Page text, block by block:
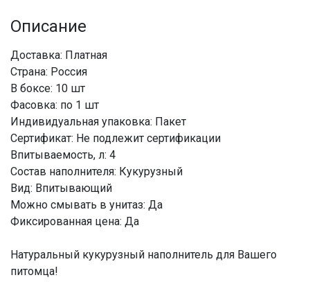
Описание
Доставка: Платная
Страна: Россия
В боксе: 10 шт
Фасовка: по 1 шт
Индивидуальная упаковка: Пакет
Сертификат: Не подлежит сертификации
Впитываемость, л: 4
Состав наполнителя: Кукурузный
Вид: Впитывающий
Можно смывать в унитаз: Да
Фиксированная цена: Да
Натуральный кукурузный наполнитель для Вашего
питомца!